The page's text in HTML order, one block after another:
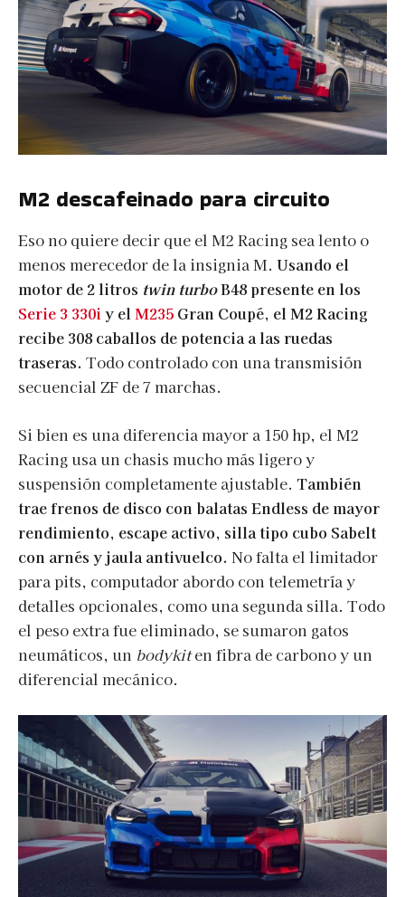
M2 descafeinado para circuito
Eso no quiere decir que el M2 Racing sea lento o
menos merecedor de la insignia M. Usando el
motor de 2 litros twin turboB48 presente en los
Serie 3 330i y elM235 Gran Coupé, el M2 Racing
recibe 308 caballos de potencia a las ruedas
traseras. Todo controlado con una transmisión
secuencial ZF de 7 marchas.
Si bien es una diferencia mayor a 150 hp, el M2
Racing usa un chasis mucho más ligero y
suspensión completamente ajustable. También
trae frenos de disco con balatas Endless de mayor
rendimiento, escape activo, silla tipo cubo Sabelt
con arnés y jaula antivuelco. No falta el limitador
para pits, computador abordo con telemetría y
detalles opcionales, como una segunda silla. Todo
el peso extra fue eliminado, se sumaron gatos
neumáticos, un bodykiten fibra de carbono y un
diferencial mecánico.